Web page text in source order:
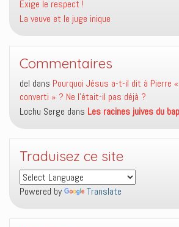
Exige le respect !
La veuve et le juge inique
Commentaires
del dans Pourquoi Jésus a-t-il dit à Pierre
converti » ? Ne l’était-il pas déjà ?
Lochu Serge dans Les racines juives du
Traduisez ce site
Powered by Translate